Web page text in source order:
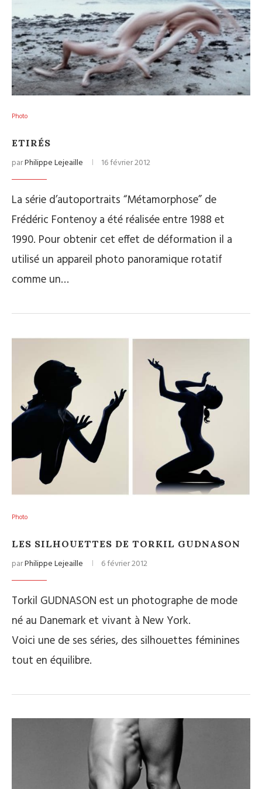
Photo
ETIRÉS
parPhilippe Lejeaille 16 février 2012
La série d’autoportraits “Métamorphose” de
Frédéric Fontenoy a été réalisée entre 1988 et
1990. Pour obtenir cet effet de déformation il a
utilisé un appareil photo panoramique rotatif
comme un…
Photo
LES SILHOUETTES DE TORKIL GUDNASON
parPhilippe Lejeaille 6 février 2012
Torkil GUDNASON est un photographe de mode
né au Danemark et vivant à New York.
Voici une de ses séries, des silhouettes féminines
tout en équilibre.